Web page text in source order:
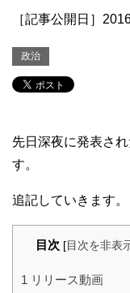
［記事公開日］
政治
先日深夜に発表さ
す。
追記していきます。
目次 [ 目次を非表
1 リリース動画